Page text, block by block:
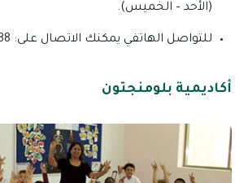
(الأحد – الخميس).
للتواصل الهاتفي يمكنك الاتصال على: 6688 740 04.
أكاديمية بلومنجتون